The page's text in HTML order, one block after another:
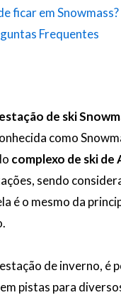
ficar em Snowmass?
Frequentes
de ski
como
complexo de ski de
sendo
é o mesmo da
de inverno, é
pistas para